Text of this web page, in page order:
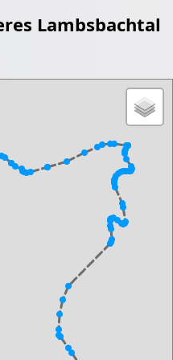
Lambsbachtal